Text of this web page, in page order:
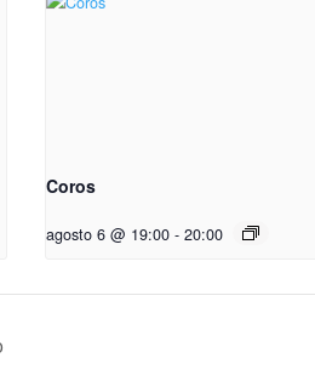
Coros
agosto 6 @ 19:00 - 20:00